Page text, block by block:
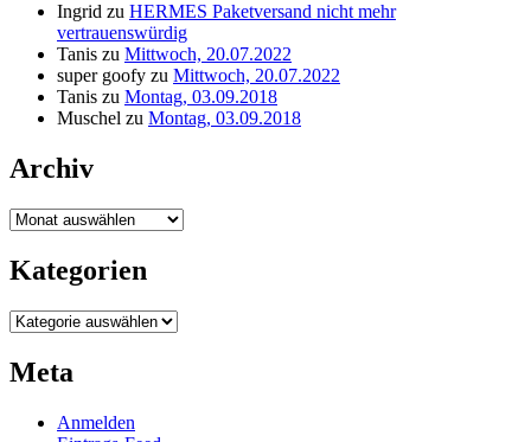
Ingrid zu HERMES Paketversand nicht mehr
vertrauenswürdig
Tanis zu Mittwoch, 20.07.2022
super goofy zu Mittwoch, 20.07.2022
Tanis zu Montag, 03.09.2018
Muschel zu Montag, 03.09.2018
Archiv
Archiv
Kategorien
Kategorien
Meta
Anmelden